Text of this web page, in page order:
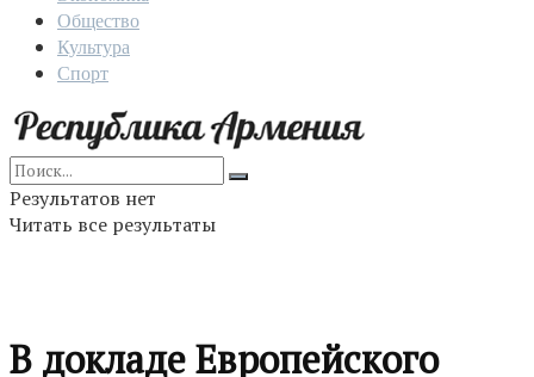
Общество
Культура
Спорт
Результатов нет
Читать все результаты
В докладе Европейского